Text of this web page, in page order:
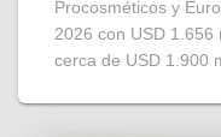
Procosméticos y
2026 con USD
cerca de USD 1.900